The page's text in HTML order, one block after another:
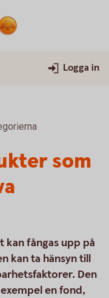
Logga in
som
kan fångas upp på
kan ta hänsyn till
Den
en fond,